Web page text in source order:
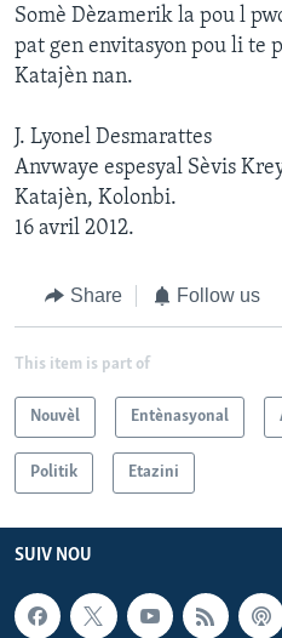
Somè Dèzamerik la pou l
pat gen envitasyon pou li te
Katajèn nan.
J. Lyonel Desmarattes
Anvwaye espesyal Sèvis
Katajèn, Kolonbi.
16 avril 2012.
Share Follow us
This item is part of
Nouvèl Entènasyonal
Politik Etazini
SUIV NOU